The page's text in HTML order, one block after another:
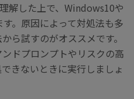
解した上で、Windows10や
。原因によって対処法も多
ら試すのがオススメです。
ドプロンプトやリスクの高
きないときに実行しましょ